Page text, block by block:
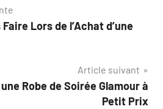
Lors de l’Achat d’une
Article suivant
Robe de Soirée Glamour à
Petit Prix